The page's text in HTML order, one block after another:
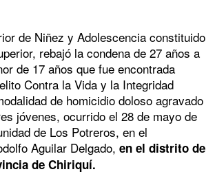
de Niñez y Adolescencia constituido
rebajó la condena de 27 años a
de 17 años que fue encontrada
Contra la Vida y la Integridad
de homicidio doloso agravado
jóvenes, ocurrido el 28 de mayo de
de Los Potreros, en el
Aguilar Delgado, en el distrito de
de Chiriquí.